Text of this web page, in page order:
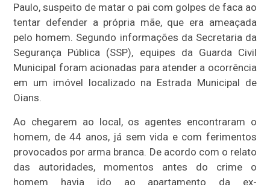
Paulo, suspeito de matar o pai com golpes de faca ao
tentar defender a própria mãe, que era ameaçada
pelo homem. Segundo informações da Secretaria da
Segurança Pública (SSP), equipes da Guarda Civil
Municipal foram acionadas para atender a ocorrência
em um imóvel localizado na Estrada Municipal de
Oians.
Ao chegarem ao local, os agentes encontraram o
homem, de 44 anos, já sem vida e com ferimentos
provocados por arma branca. De acordo com o relato
das autoridades, momentos antes do crime o
homem havia ido ao apartamento da ex-